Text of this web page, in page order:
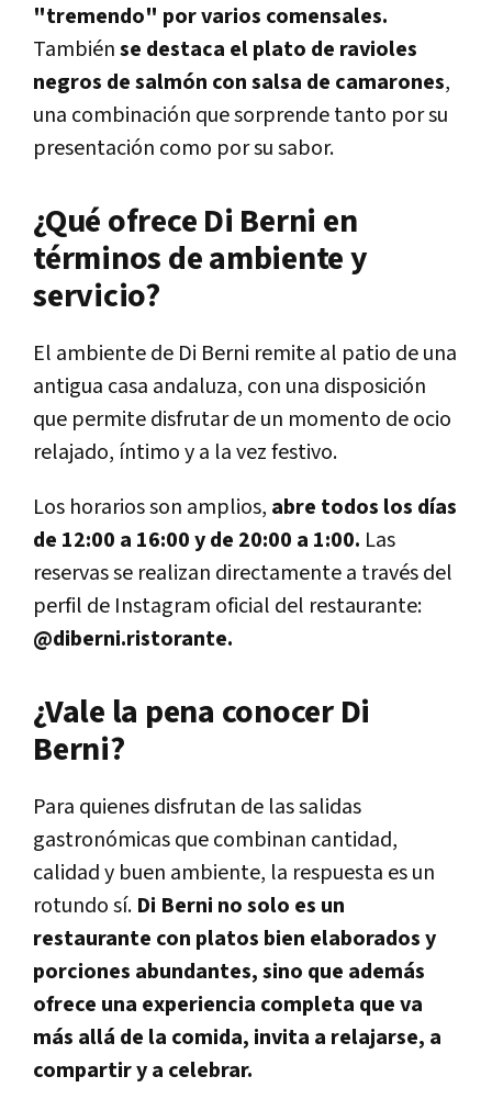
"tremendo" por varios comensales.
Tambiénse destaca el plato de ravioles
negros de salmón con salsa de camarones,
una combinación que sorprende tanto por su
presentación como por su sabor.
¿Qué ofrece Di Berni en
términos de ambiente y
servicio?
El ambiente de Di Berni remite al patio de una
antigua casa andaluza, con una disposición
que permite disfrutar de un momento de ocio
relajado, íntimo y a la vez festivo.
Los horarios son amplios, abre todos los días
de 12:00 a 16:00 y de 20:00 a 1:00. Las
reservas se realizan directamente a través del
perfil de Instagram oficial del restaurante:
@diberni.ristorante.
¿Vale la pena conocer Di
Berni?
Para quienes disfrutan de las salidas
gastronómicas que combinan cantidad,
calidad y buen ambiente, la respuesta es un
rotundo sí. Di Berni no solo es un
restaurante con platos bien elaborados y
porciones abundantes, sino que además
ofrece una experiencia completa que va
más allá de la comida, invita a relajarse, a
compartir y a celebrar.